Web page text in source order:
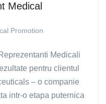
Medical
Promotion
Medicali
pentru clientul
– o companie
intr-o etapa puternica